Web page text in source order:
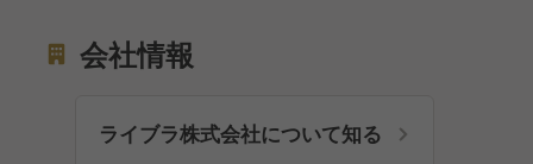
会社情報
ライブラ株式会社について知る